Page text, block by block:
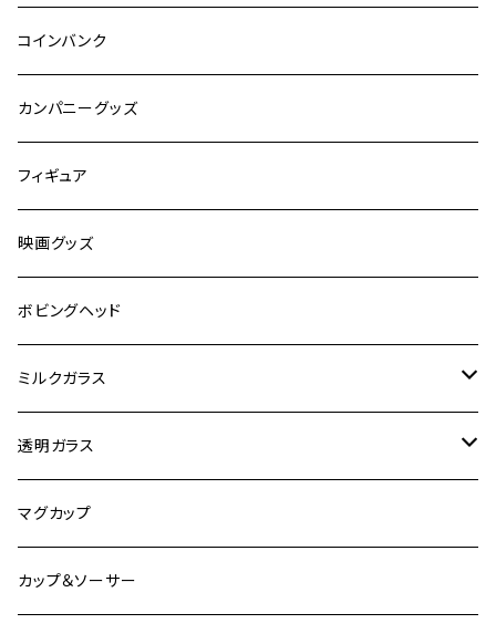
自動車
嗜好品
スポーツ
有名人
キャラクター
オートバイ
観光
ビンテージ加工
その他
キャラクター
麻紐
コインバンク
カンパニーグッズ
フィギュア
映画グッズ
ボビングヘッド
ミルクガラス
ヘーゼルアトラス
ファイヤーキング
グラスベイク
透明ガラス
アンカーホッキング
グラスベイク
マグカップ
カップ＆ソーサー